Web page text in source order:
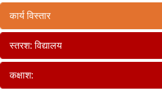
कार्य विस्तार
स्तरश: विद्यालय
कक्षाश: